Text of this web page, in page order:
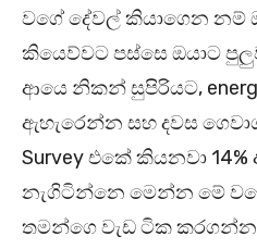
වගේ දේවල් කියාගෙන නම්
කියෙව්වට පස්සෙ ඔයාට
ආයෙ නිකන් සුපිරියට,
ඇහැරෙන්න සහ දවස
Survey එකේ කියනවා
නැගිටින්නෙ මෙන්න මේ
තමන්ගෙ වැඩ ටික කරගන්න